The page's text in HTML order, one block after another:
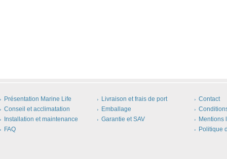
Présentation Marine Life
Conseil et acclimatation
Installation et maintenance
FAQ
Livraison et frais de port
Emballage
Garantie et SAV
Contact
Mentions
Politique